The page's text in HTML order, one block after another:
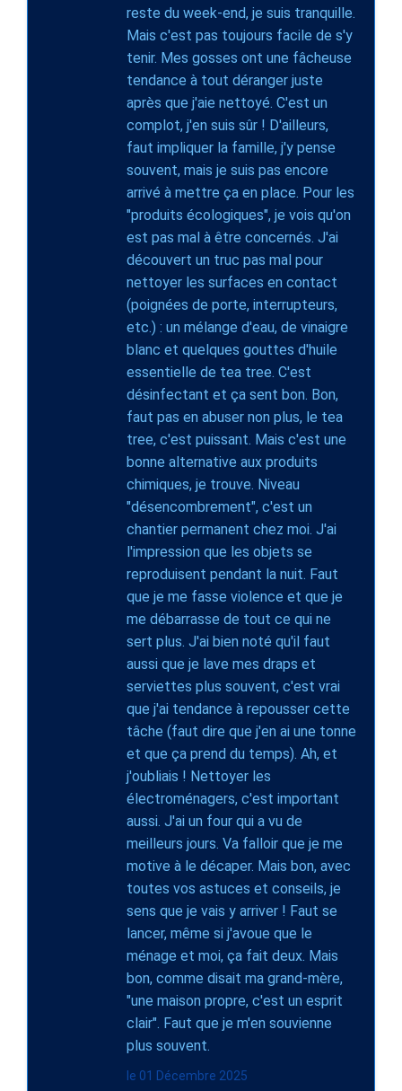
reste du week-end, je suis tranquille.
Mais c'est pas toujours facile de s'y
tenir. Mes gosses ont une fâcheuse
tendance à tout déranger juste
après que j'aie nettoyé. C'est un
complot, j'en suis sûr ! D'ailleurs,
faut impliquer la famille, j'y pense
souvent, mais je suis pas encore
arrivé à mettre ça en place. Pour les
"produits écologiques", je vois qu'on
est pas mal à être concernés. J'ai
découvert un truc pas mal pour
nettoyer les surfaces en contact
(poignées de porte, interrupteurs,
etc.) : un mélange d'eau, de vinaigre
blanc et quelques gouttes d'huile
essentielle de tea tree. C'est
désinfectant et ça sent bon. Bon,
faut pas en abuser non plus, le tea
tree, c'est puissant. Mais c'est une
bonne alternative aux produits
chimiques, je trouve. Niveau
"désencombrement", c'est un
chantier permanent chez moi. J'ai
l'impression que les objets se
reproduisent pendant la nuit. Faut
que je me fasse violence et que je
me débarrasse de tout ce qui ne
sert plus. J'ai bien noté qu'il faut
aussi que je lave mes draps et
serviettes plus souvent, c'est vrai
que j'ai tendance à repousser cette
tâche (faut dire que j'en ai une tonne
et que ça prend du temps). Ah, et
j'oubliais ! Nettoyer les
électroménagers, c'est important
aussi. J'ai un four qui a vu de
meilleurs jours. Va falloir que je me
motive à le décaper. Mais bon, avec
toutes vos astuces et conseils, je
sens que je vais y arriver ! Faut se
lancer, même si j'avoue que le
ménage et moi, ça fait deux. Mais
bon, comme disait ma grand-mère,
"une maison propre, c'est un esprit
clair". Faut que je m'en souvienne
plus souvent.
le 01 Décembre 2025